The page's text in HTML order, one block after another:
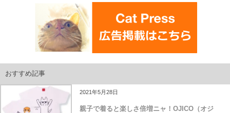
おすすめ記事
2021年5月28日
親子で着ると楽しさ倍増ニャ！OJICO（オジ